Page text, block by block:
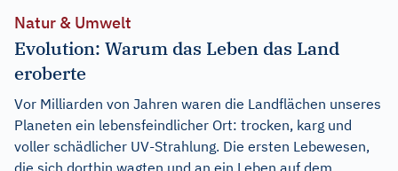
Natur & Umwelt
Evolution: Warum das Leben das Land
eroberte
Vor Milliarden von Jahren waren die Landflächen unseres
Planeten ein lebensfeindlicher Ort: trocken, karg und
voller schädlicher UV-Strahlung. Die ersten Lebewesen,
die sich dorthin wagten und an ein Leben auf dem